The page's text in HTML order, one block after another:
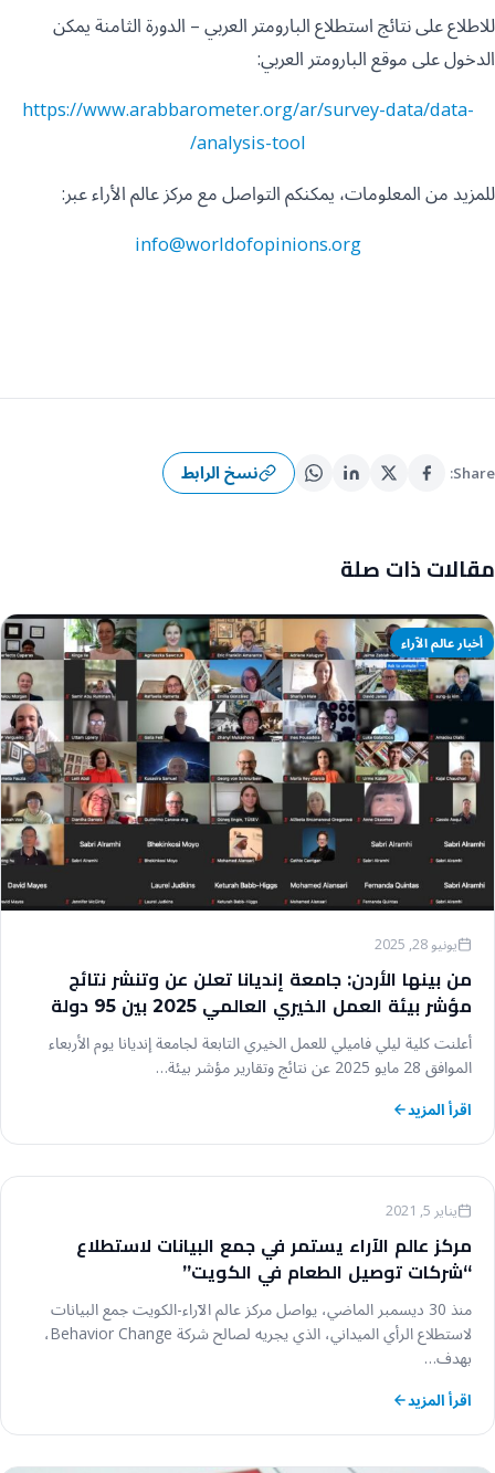
للاطلاع على نتائج استطلاع البارومتر العربي – الدورة الثامنة يمكن
الدخول على موقع البارومتر العربي:
https://www.arabbarometer.org/ar/survey-data/data-
analysis-tool/
للمزيد من المعلومات، يمكنكم التواصل مع مركز عالم الأراء عبر:
info@worldofopinions.org
Share: نسخ الرابط
مقالات ذات صلة
أخبار عالم الآراء
يونيو 28, 2025
من بينها الأردن: جامعة إنديانا تعلن عن وتنشر نتائج
مؤشر بيئة العمل الخيري العالمي 2025 بين 95 دولة
أعلنت كلية ليلي فاميلي للعمل الخيري التابعة لجامعة إنديانا يوم الأربعاء
الموافق 28 مايو 2025 عن نتائج وتقارير مؤشر بيئة…
اقرأ المزيد
أخبار عالم الآراء
يناير 5, 2021
مركز عالم الآراء يستمر في جمع البيانات لاستطلاع
“شركات توصيل الطعام في الكويت”
منذ 30 ديسمبر الماضي، يواصل مركز عالم الآراء-الكويت جمع البيانات
لاستطلاع الرأي الميداني، الذي يجريه لصالح شركة Behavior Change،
بهدف…
اقرأ المزيد